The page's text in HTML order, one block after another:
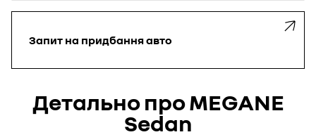
Запит на придбання авто
Детально про MEGANE
Sedan